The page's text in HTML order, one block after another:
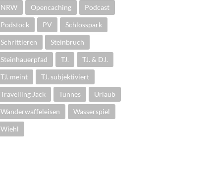
NRW Opencaching Podcast
Podstock PV Schlosspark
Schrittieren Steinbruch
Steinhauerpfad TJ. TJ. & DJ.
TJ. meint TJ. subjektiviert
Travelling Jack Tünnes Urlaub
Wanderwaffeleisen Wasserspiel
Wiehl